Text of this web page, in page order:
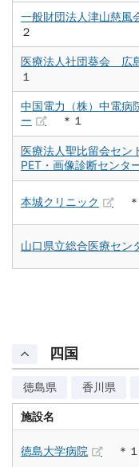
一般財団法人津山慈
２
医療法人社団葵会 広
１
中国電力（株）中電
ー
＊１
医療法人聖比留会セ
PET・画像診断センタ
本城クリニック ＊
山口県立総合医療セン
四国
徳島県 香川県
施設名
徳島大学病院 ＊１